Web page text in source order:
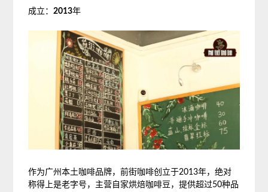
成立：2013年
作为广州本土咖啡品牌，前街咖啡创立于2013年，绝对
称得上是老字号，主营自家烘焙咖啡豆，提供超过50种品